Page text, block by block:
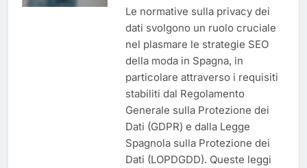
Le normative sulla privacy dei
dati svolgono un ruolo cruciale
nel plasmare le strategie SEO
della moda in Spagna, in
particolare attraverso i requisiti
stabiliti dal Regolamento
Generale sulla Protezione dei
Dati (GDPR) e dalla Legge
Spagnola sulla Protezione dei
Dati (LOPDGDD). Queste leggi